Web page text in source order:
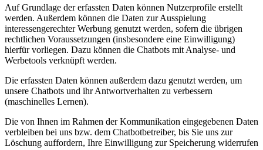
Auf Grundlage der erfassten Daten können Nutzerprofile erstellt
werden. Außerdem können die Daten zur Ausspielung
interessengerechter Werbung genutzt werden, sofern die übrigen
rechtlichen Voraussetzungen (insbesondere eine Einwilligung)
hierfür vorliegen. Dazu können die Chatbots mit Analyse- und
Werbetools verknüpft werden.
Die erfassten Daten können außerdem dazu genutzt werden, um
unsere Chatbots und ihr Antwortverhalten zu verbessern
(maschinelles Lernen).
Die von Ihnen im Rahmen der Kommunikation eingegebenen Daten
verbleiben bei uns bzw. dem Chatbotbetreiber, bis Sie uns zur
Löschung auffordern, Ihre Einwilligung zur Speicherung widerrufen